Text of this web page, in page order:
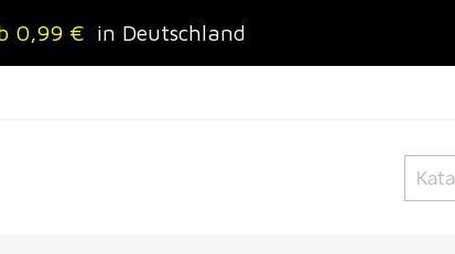
0,99 € in Deutschland